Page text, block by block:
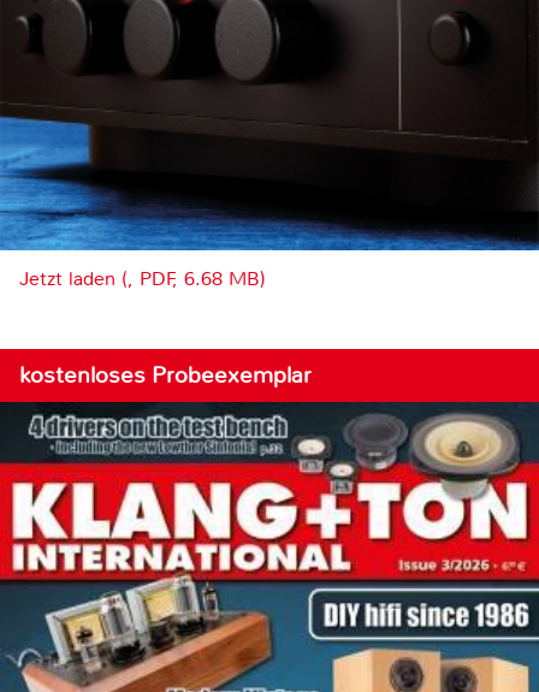
Jetzt laden (, PDF, 6.68 MB)
kostenloses Probeexemplar